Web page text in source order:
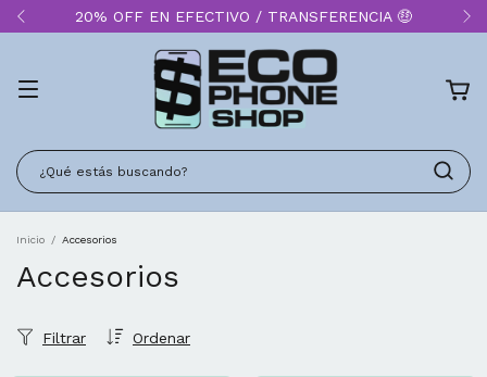
20% OFF EN EFECTIVO / TRANSFERENCIA 🤑
Inicio / Accesorios
Accesorios
Ordenar
Filtrar